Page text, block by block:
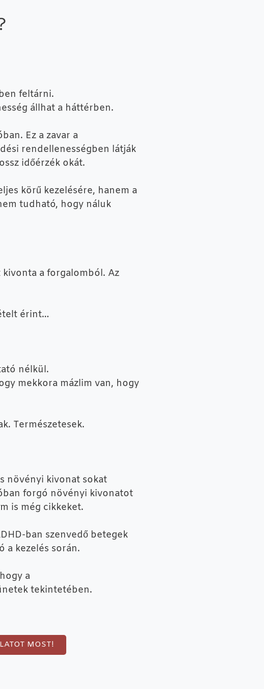
feltárni.
állhat a háttérben.
Ez a zavar a
rendellenességben látják
időérzék okát.
körű kezelésére, hanem a
tudható, hogy náluk
kivonta a forgalomból. Az
érint…
nélkül.
mekkora mázlim van, hogy
Természetesek.
növényi kivonat sokat
forgó növényi kivonatot
is még cikkeket.
ban szenvedő betegek
a kezelés során.
a
tekintetében.
MOST!